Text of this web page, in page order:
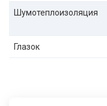
Шумотеплоизоляция
Глазок